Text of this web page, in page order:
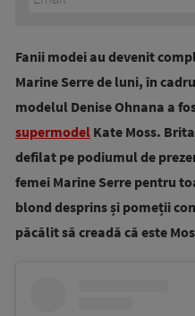
Fanii modei au devenit
Marine Serre de luni, în
modelul Denise Ohnana a
supermodel Kate Moss.
defilat pe podiumul de
femei Marine Serre pentru
blond desprins și pomeții
păcălit să creadă că este